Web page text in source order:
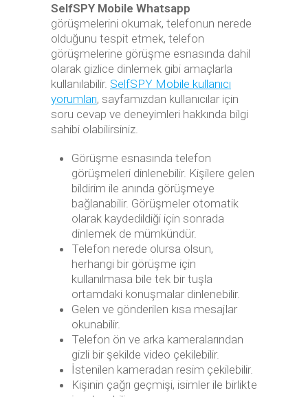
SelfSPY Mobile Whatsapp
görüşmelerini okumak, telefonun nerede
olduğunu tespit etmek, telefon
görüşmelerine görüşme esnasında dahil
olarak gizlice dinlemek gibi amaçlarla
kullanılabilir. SelfSPY Mobile kullanıcı
yorumları, sayfamızdan kullanıcılar için
soru cevap ve deneyimleri hakkında bilgi
sahibi olabilirsiniz.
Görüşme esnasında telefon
görüşmeleri dinlenebilir. Kişilere gelen
bildirim ile anında görüşmeye
bağlanabilir. Görüşmeler otomatik
olarak kaydedildiği için sonrada
dinlemek de mümkündür.
Telefon nerede olursa olsun,
herhangi bir görüşme için
kullanılmasa bile tek bir tuşla
ortamdaki konuşmalar dinlenebilir.
Gelen ve gönderilen kısa mesajlar
okunabilir.
Telefon ön ve arka kameralarından
gizli bir şekilde video çekilebilir.
İstenilen kameradan resim çekilebilir.
Kişinin çağrı geçmişi, isimler ile birlikte